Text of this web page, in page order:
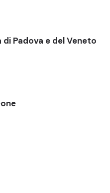
Padova e del Veneto